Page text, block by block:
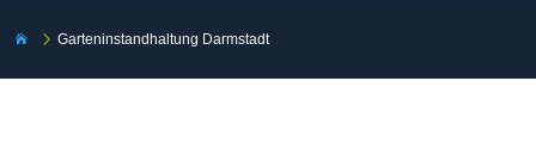
 5Garteninstandhaltung Darmstadt